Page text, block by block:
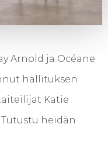
Arnold ja Océane
hallituksen
Katie
heidän